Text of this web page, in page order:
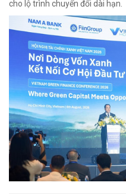
cho lộ trình chuyển đổi dài hạn.